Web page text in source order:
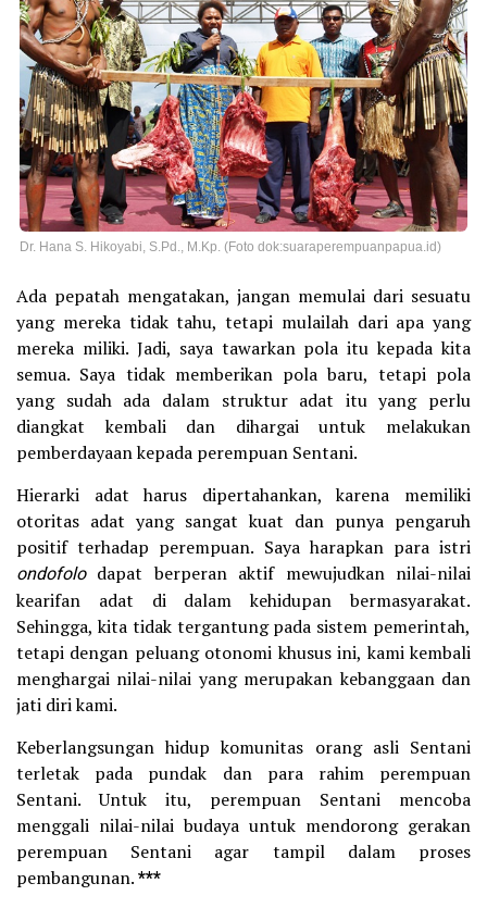
Dr. Hana S. Hikoyabi, S.Pd., M.Kp. (Foto dok:suaraperempuanpapua.id)
Ada pepatah mengatakan, jangan memulai dari sesuatu
yang mereka tidak tahu, tetapi mulailah dari apa yang
mereka miliki. Jadi, saya tawarkan pola itu kepada kita
semua. Saya tidak memberikan pola baru, tetapi pola
yang sudah ada dalam struktur adat itu yang perlu
diangkat kembali dan dihargai untuk melakukan
pemberdayaan kepada perempuan Sentani.
Hierarki adat harus dipertahankan, karena memiliki
otoritas adat yang sangat kuat dan punya pengaruh
positif terhadap perempuan. Saya harapkan para istri
ondofolodapat berperan aktif mewujudkan nilai-nilai
kearifan adat di dalam kehidupan bermasyarakat.
Sehingga, kita tidak tergantung pada sistem pemerintah,
tetapi dengan peluang otonomi khusus ini, kami kembali
menghargai nilai-nilai yang merupakan kebanggaan dan
jati diri kami.
Keberlangsungan hidup komunitas orang asli Sentani
terletak pada pundak dan para rahim perempuan
Sentani. Untuk itu, perempuan Sentani mencoba
menggali nilai-nilai budaya untuk mendorong gerakan
perempuan Sentani agar tampil dalam proses
pembangunan.***